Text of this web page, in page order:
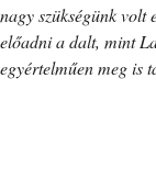
nagy szükségünk volt
előadni a dalt, mint
egyértelműen meg is